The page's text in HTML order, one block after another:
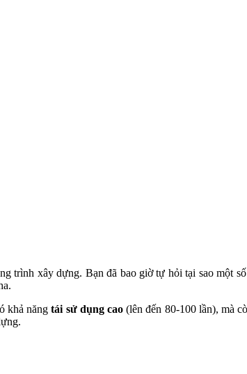
trình xây dựng. Bạn đã bao giờ tự hỏi tại sao một
khả năngtái sử dụng cao (lên đến 80-100 lần), mà